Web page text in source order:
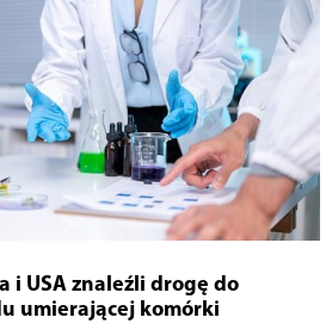
i USA znaleźli drogę do
umierającej komórki